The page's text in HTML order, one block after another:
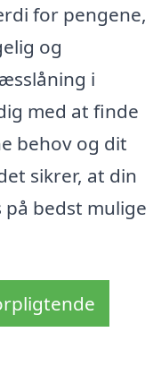
for pengene,
og
i
med at finde
behov og dit
sikrer, at din
bedst mulige